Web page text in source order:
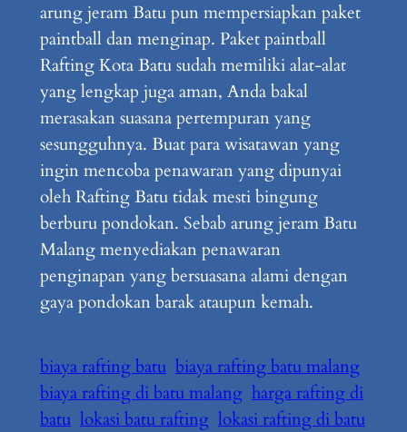
arung jeram Batu pun mempersiapkan paket
paintball dan menginap. Paket paintball
Rafting Kota Batu sudah memiliki alat-alat
yang lengkap juga aman, Anda bakal
merasakan suasana pertempuran yang
sesungguhnya. Buat para wisatawan yang
ingin mencoba penawaran yang dipunyai
oleh Rafting Batu tidak mesti bingung
berburu pondokan. Sebab arung jeram Batu
Malang menyediakan penawaran
penginapan yang bersuasana alami dengan
gaya pondokan barak ataupun kemah.
biaya rafting batu biaya rafting batu malang
biaya rafting di batu malang harga rafting di
batu lokasi batu rafting lokasi rafting di batu